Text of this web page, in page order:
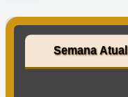
Semana Atual